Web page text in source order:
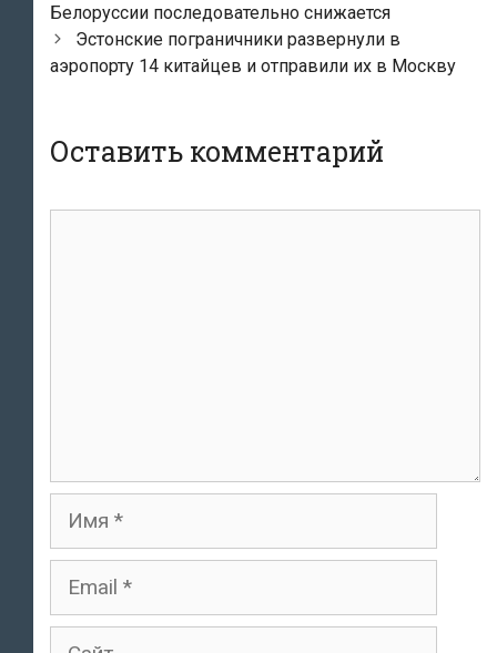
по
записям
Белоруссии последовательно снижается
Эстонские пограничники развернули в
аэропорту 14 китайцев и отправили их в Москву
Оставить комментарий
Имя
Email
Сайт